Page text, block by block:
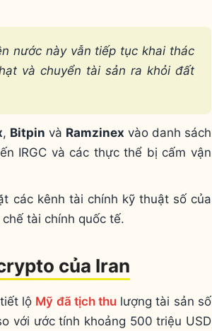
nước này vẫn tiếp tục khai thác
và chuyển tài sản ra khỏi đất
, Bitpin và Ramzinex vào danh sách
IRGC và các thực thể bị cấm vận
các kênh tài chính kỹ thuật số của
tài chính quốc tế.
của Iran
lộ Mỹ đã tịch thulượng tài sản số
với ước tính khoảng 500 triệu USD